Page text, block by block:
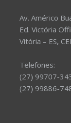
Av. Américo
Ed. Victória
Vitória – ES,
Telefones:
(27) 99707-
(27) 99886-